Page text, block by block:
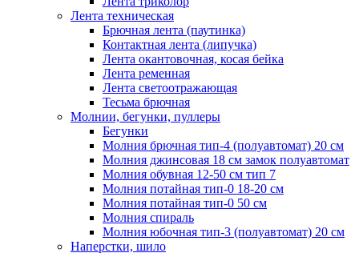
Лента техническая
Брючная лента (паутинка)
Контактная лента (липучка)
Лента окантовочная, косая бейка
Лента ременная
Лента светоотражающая
Тесьма брючная
Молнии, бегунки, пуллеры
Бегунки
Молния брючная тип-4 (полуавтомат) 20 см
Молния джинсовая 18 см замок полуавтомат
Молния обувная 12-50 см тип 7
Молния потайная тип-0 18-20 см
Молния потайная тип-0 50 см
Молния спираль
Молния юбочная тип-3 (полуавтомат) 20 см
Наперстки, шило